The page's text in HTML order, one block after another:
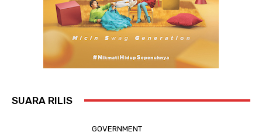
SUARA RILIS
GOVERNMENT